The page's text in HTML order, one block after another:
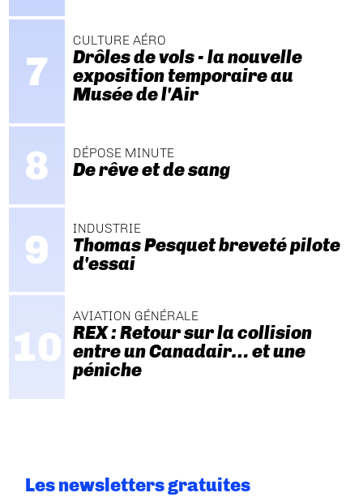
CULTURE AÉRO
Drôles de vols - la nouvelle
exposition temporaire au
Musée de l'Air
DÉPOSE MINUTE
De rêve et de sang
INDUSTRIE
Thomas Pesquet breveté pilote
d'essai
AVIATION GÉNÉRALE
REX : Retour sur la collision
entre un Canadair… et une
péniche
Les newsletters gratuites